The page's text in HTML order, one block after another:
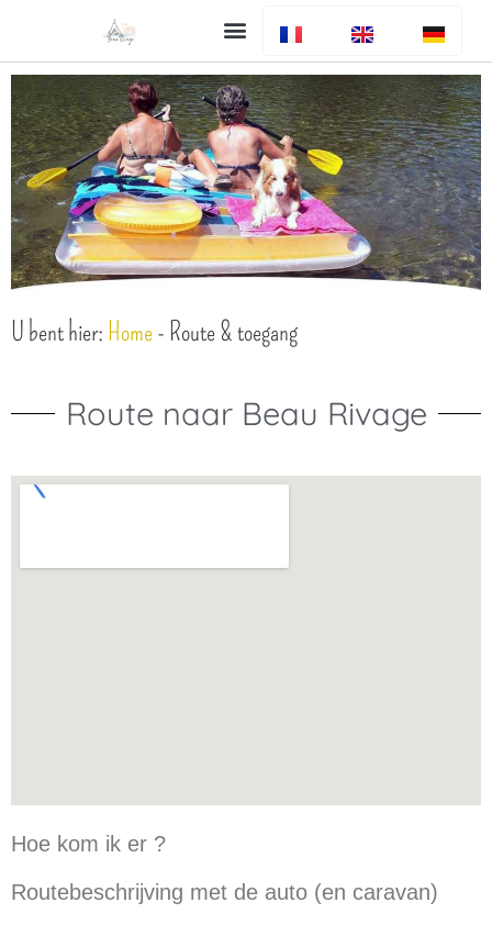
U bent hier: Home- Route & toegang
Route naar Beau Rivage
Hoe kom ik er ?
Routebeschrijving met de auto (en caravan)